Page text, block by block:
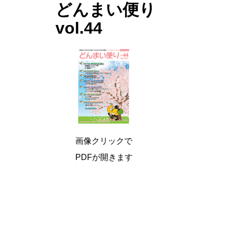
どんまい便り
vol.44
画像クリックで
PDFが開きます